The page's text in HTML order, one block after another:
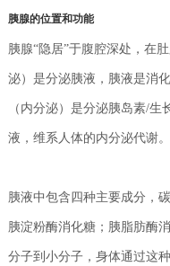
胰腺的位置和功能
胰腺“隐居”于腹腔深处，在
泌）是分泌胰液，胰液是消
（内分泌）是分泌胰岛素/
液，维系人体的内分泌代谢。
胰液中包含四种主要成分，
胰淀粉酶消化糖； 胰脂肪酶
分子到小分子，身体通过这